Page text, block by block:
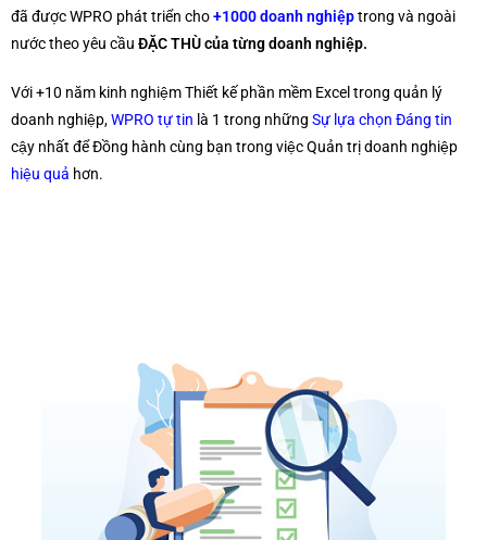
đã được WPRO phát triển cho+1000 doanh nghiệptrong và ngoài
nước theo yêu cầu ĐẶC THÙcủa từng doanh nghiệp.
Với +10 năm kinh nghiệm Thiết kế phần mềm Excel trong quản lý
doanh nghiệp,WPRO tự tin là 1 trong những Sự lựa chọn Đáng tin
cậy nhất để Đồng hành cùng bạn trong việc Quản trị doanh nghiệp
hiệu quả hơn.